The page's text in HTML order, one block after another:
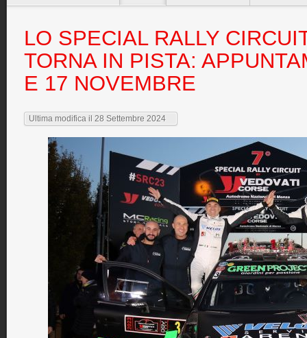
LO SPECIAL RALLY
TORNA IN PISTA:
E 17 NOVEMBRE
Ultima modifica il 28 Settembre 2024